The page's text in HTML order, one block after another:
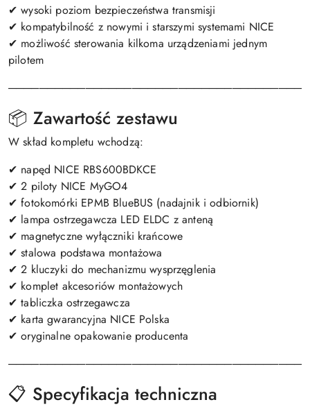
✔ wysoki poziom bezpieczeństwa transmisji
✔ kompatybilność z nowymi i starszymi systemami NICE
✔ możliwość sterowania kilkoma urządzeniami jednym
pilotem
📦 Zawartość zestawu
W skład kompletu wchodzą:
✔ napęd NICE RBS600BDKCE
✔ 2 piloty NICE MyGO4
✔ fotokomórki EPMB BlueBUS (nadajnik i odbiornik)
✔ lampa ostrzegawcza LED ELDC z anteną
✔ magnetyczne wyłączniki krańcowe
✔ stalowa podstawa montażowa
✔ 2 kluczyki do mechanizmu wysprzęglenia
✔ komplet akcesoriów montażowych
✔ tabliczka ostrzegawcza
✔ karta gwarancyjna NICE Polska
✔ oryginalne opakowanie producenta
📋 Specyfikacja techniczna